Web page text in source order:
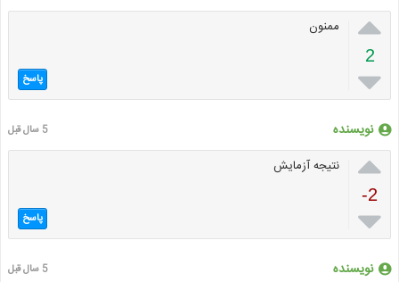

2

ممنون
پاسخ
نویسنده 5 سال قبل

-2

نتیجه آزمایش
پاسخ
نویسنده 5 سال قبل